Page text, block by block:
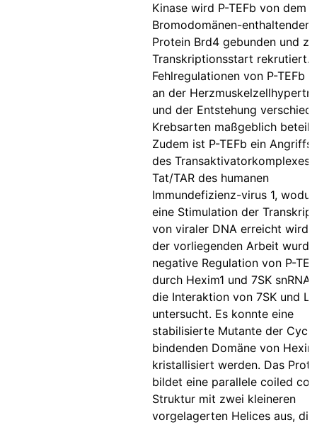
Kinase wird P-TEFb von dem
Bromodomänen-enthaltenden
Protein Brd4 gebunden und
Transkriptionsstart rekrutiert.
Fehlregulationen von P-TEFb
an der
und der Entstehung
Krebsarten maßgeblich
Zudem ist P-TEFb ein
des Transaktivatorkomplexes
Tat/TAR des humanen
Immundefizienz-virus 1,
eine Stimulation der
von viraler DNA erreicht wird.
der vorliegenden Arbeit
negative Regulation von P-
durch Hexim1 und 7SK snRNA
die Interaktion von 7SK und
untersucht. Es konnte eine
stabilisierte Mutante der
bindenden Domäne von
kristallisiert werden. Das
bildet eine parallele coiled
Struktur mit zwei kleineren
vorgelagerten Helices aus, die